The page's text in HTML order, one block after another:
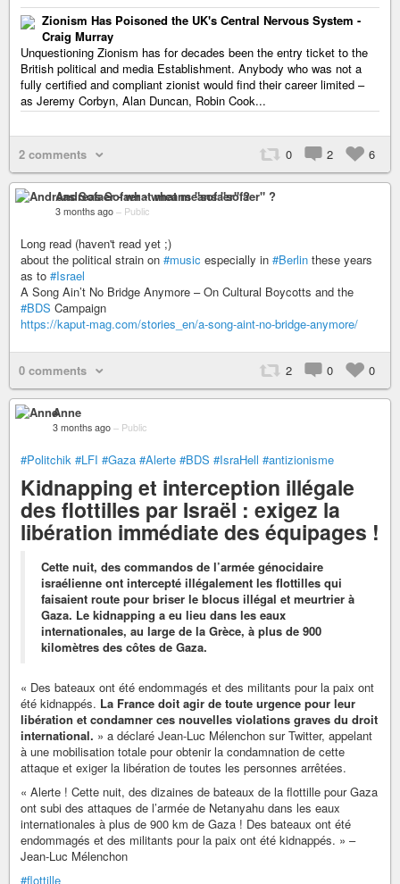
Zionism Has Poisoned the UK's Central Nervous System -
Craig Murray
Unquestioning Zionism has for decades been the entry ticket to the
British political and media Establishment. Anybody who was not a
fully certified and compliant zionist would find their career limited –
as Jeremy Corbyn, Alan Duncan, Robin Cook...
2 comments 0 2 6
Andreas Sofaer - what means "sofaer" ?
3 months ago – Public
Long read (haven't read yet ;)
about the political strain on #music especially in #Berlin these years
as to #Israel
A Song Ain’t No Bridge Anymore – On Cultural Boycotts and the
#BDS Campaign
https://kaput-mag.com/stories_en/a-song-aint-no-bridge-anymore/
0 comments 2 0 0
Anne
3 months ago – Public
#Politchik #LFI #Gaza #Alerte #BDS #IsraHell #antizionisme
Kidnapping et interception illégale
des flottilles par Israël : exigez la
libération immédiate des équipages !
Cette nuit, des commandos de l’armée génocidaire
israélienne ont intercepté illégalement les flottilles qui
faisaient route pour briser le blocus illégal et meurtrier à
Gaza. Le kidnapping a eu lieu dans les eaux
internationales, au large de la Grèce, à plus de 900
kilomètres des côtes de Gaza.
« Des bateaux ont été endommagés et des militants pour la paix ont
été kidnappés. La France doit agir de toute urgence pour leur
libération et condamner ces nouvelles violations graves du droit
international. » a déclaré Jean-Luc Mélenchon sur Twitter, appelant
à une mobilisation totale pour obtenir la condamnation de cette
attaque et exiger la libération de toutes les personnes arrêtées.
« Alerte ! Cette nuit, des dizaines de bateaux de la flottille pour Gaza
ont subi des attaques de l’armée de Netanyahu dans les eaux
internationales à plus de 900 km de Gaza ! Des bateaux ont été
endommagés et des militants pour la paix ont été kidnappés. » –
Jean-Luc Mélenchon
#flottille